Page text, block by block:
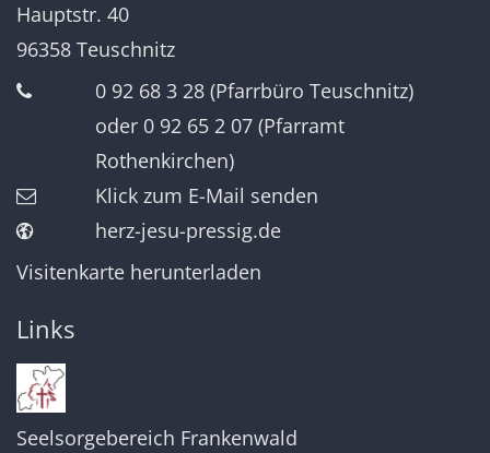
Hauptstr. 40
96358 Teuschnitz
0 92 68 3 28 (Pfarrbüro Teuschnitz)
oder 0 92 65 2 07 (Pfarramt
Rothenkirchen)
Klick zum E-Mail senden
herz-jesu-pressig.de
Visitenkarte herunterladen
Links
Seelsorgebereich Frankenwald